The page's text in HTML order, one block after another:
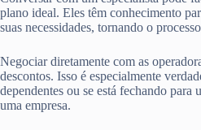
plano ideal. Eles têm conhecimento
suas necessidades, tornando o
Negociar diretamente com as
descontos. Isso é especialmente
dependentes ou se está fechando
uma empresa.